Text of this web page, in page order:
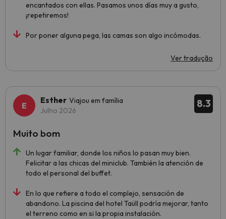
encantados con ellas. Pasamos unos días muy a gusto,
¡repetiremos!
Por poner alguna pega, las camas son algo incómodas.
Ver tradução
8.3
Esther Viajou em família
Julho 2026
Un lugar familiar, donde los niños lo pasan muy bien.
Felicitar a las chicas del miniclub. También la atención de
todo el personal del buffet.
En lo que refiere a todo el complejo, sensación de
abandono. La piscina del hotel Taüll podría mejorar, tanto
el terreno como en si la propia instalación.
Muito bom